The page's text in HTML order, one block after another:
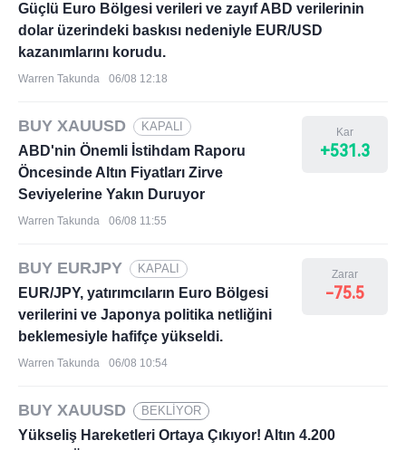
Güçlü Euro Bölgesi verileri ve zayıf ABD verilerinin
dolar üzerindeki baskısı nedeniyle EUR/USD
kazanımlarını korudu.
Warren Takunda 06/08 12:18
BUY XAUUSD KAPALI
ABD'nin Önemli İstihdam Raporu
Öncesinde Altın Fiyatları Zirve
Seviyelerine Yakın Duruyor
Kar
+531.3
Warren Takunda 06/08 11:55
BUY EURJPY KAPALI
EUR/JPY, yatırımcıların Euro Bölgesi
verilerini ve Japonya politika netliğini
beklemesiyle hafifçe yükseldi.
Zarar
-75.5
Warren Takunda 06/08 10:54
BUY XAUUSD BEKLİYOR
Yükseliş Hareketleri Ortaya Çıkıyor! Altın 4.200